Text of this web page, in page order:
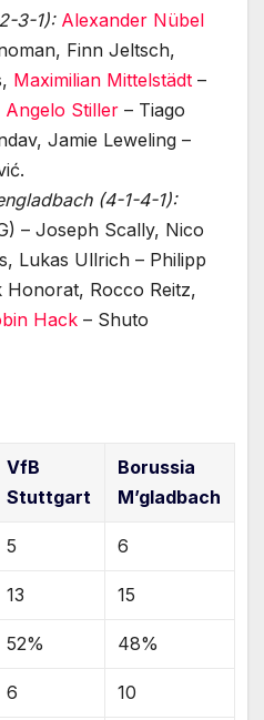
3-1): Alexander Nübel
Finn Jeltsch,
Maximilian Mittelstädt –
Angelo Stiller – Tiago
Jamie Leweling –
(4-1-4-1):
– Joseph Scally, Nico
Lukas Ullrich – Philipp
Honorat, Rocco Reitz,
Hack – Shuto
VfB
Stuttgart
Borussia
M’gladbach
5 6
13 15
52% 48%
6 10